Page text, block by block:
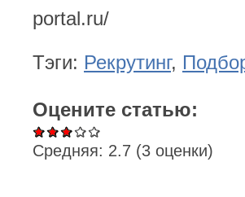
portal.ru/
Тэги: Рекрутинг,
Оцените статью:
Средняя: 2.7 (3 оценки)